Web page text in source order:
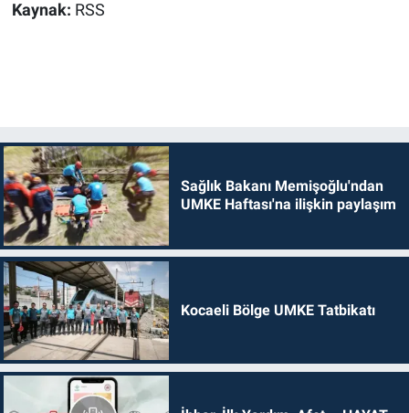
Kaynak: RSS
Sağlık Bakanı Memişoğlu'ndan
UMKE Haftası'na ilişkin paylaşım
Kocaeli Bölge UMKE Tatbikatı